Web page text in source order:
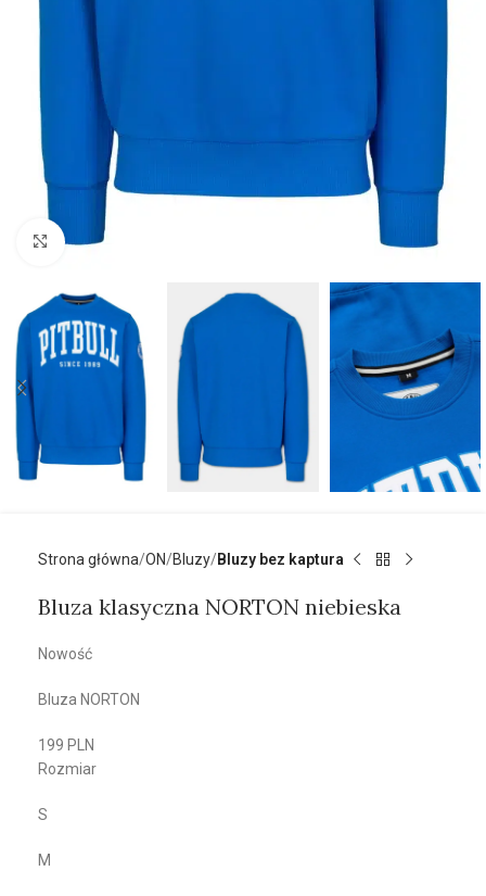
Kliknij aby powiększyć
Strona główna ON Bluzy Bluzy bez kaptura
Bluza klasyczna NORTON niebieska
Nowość
Bluza NORTON
199 PLN
Rozmiar
S
M